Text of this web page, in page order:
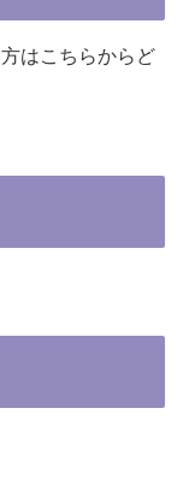
はこちらからど